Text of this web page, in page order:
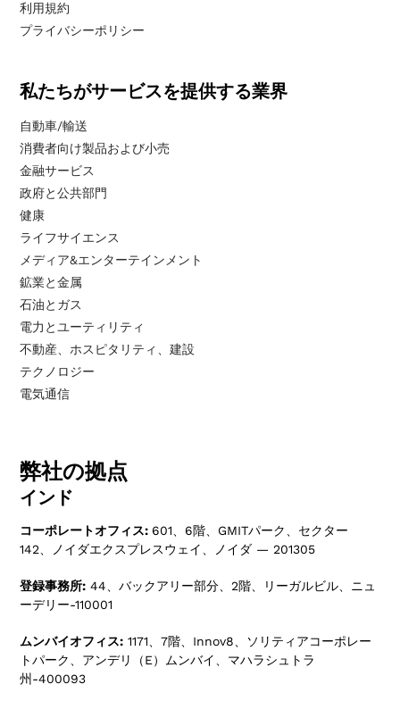
利用規約
プライバシーポリシー
私たちがサービスを提供する業界
自動車/輸送
消費者向け製品および小売
金融サービス
政府と公共部門
健康
ライフサイエンス
メディア&エンターテインメント
鉱業と金属
石油とガス
電力とユーティリティ
不動産、ホスピタリティ、建設
テクノロジー
電気通信
弊社の拠点
インド
コーポレートオフィス: 601、6階、GMITパーク、セクター
142、ノイダエクスプレスウェイ、ノイダ — 201305
登録事務所: 44、バックアリー部分、2階、リーガルビル、ニュ
ーデリー-110001
ムンバイオフィス: 1171、7階、Innov8、ソリティアコーポレー
トパーク、アンデリ（E）ムンバイ、マハラシュトラ
州-400093